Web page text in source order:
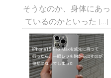
そうなのか、身体にあっ
ているのかといった […]